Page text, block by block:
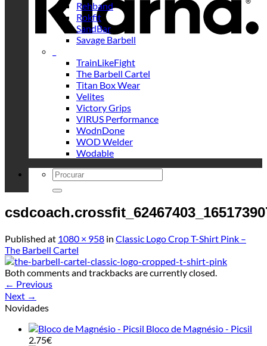
Rehband
Rokfit
SandBar
Savage Barbell
TrainLikeFight
The Barbell Cartel
Titan Box Wear
Velites
Victory Grips
VIRUS Performance
WodnDone
WOD Welder
Wodable
Search
for:
Published at 1080 × 958 in Classic Logo Crop T-Shirt Pink –
The Barbell Cartel
Both comments and trackbacks are currently closed.
← Previous
Next →
Novidades
Bloco de Magnésio - Picsil
2.75€